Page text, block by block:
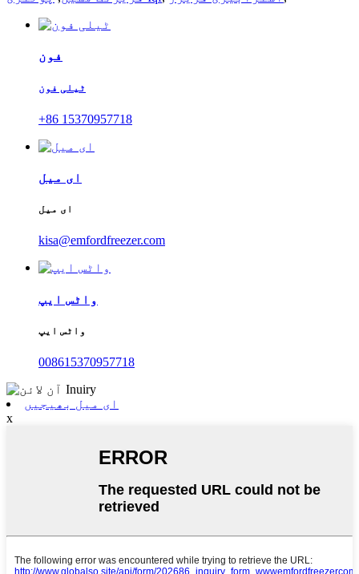
فون
ٹیلی فون
+86 15370957718
ای میل
ای میل
kisa@emfordfreezer.com
واٹس ایپ
واٹس ایپ
008615370957718
ای میل بھیجیں
x